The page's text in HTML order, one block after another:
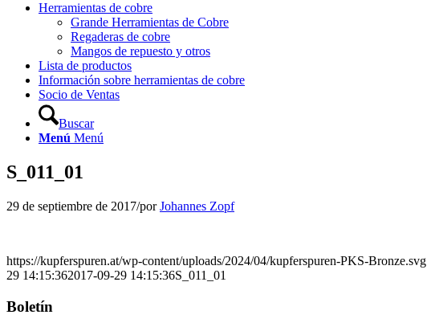
Herramientas de cobre
Grande Herramientas de Cobre
Regaderas de cobre
Mangos de repuesto y otros
Lista de productos
Información sobre herramientas de cobre
Socio de Ventas
Buscar
Menú Menú
S_011_01
29 de septiembre de 2017/porJohannes Zopf
https://kupferspuren.at/wp-content/uploads/2024/04/kupferspuren-PKS-Bronze.svg
29 14:15:362017-09-29 14:15:36S_011_01
Boletín